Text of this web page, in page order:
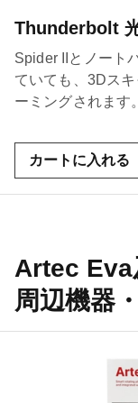
Thunderbolt
Spider IIとノート
ていても、3Dス
ーミングされます。
カートに入れる
Artec Eva
周辺機器